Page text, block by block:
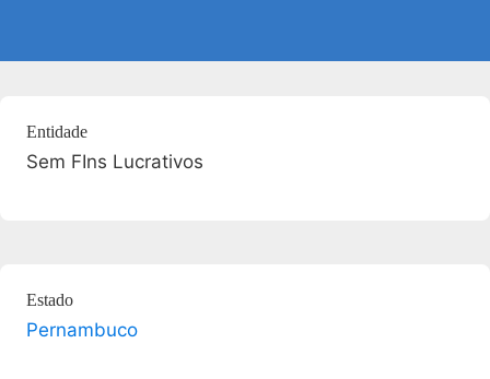
Entidade
Sem FIns Lucrativos
Estado
Pernambuco